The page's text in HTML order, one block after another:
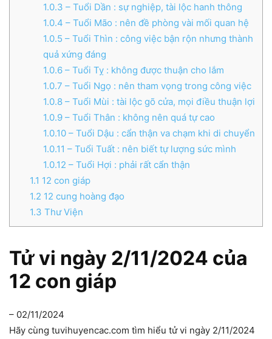
1.0.3 – Tuổi Dần : sự nghiệp, tài lộc hanh thông
1.0.4 – Tuổi Mão : nên đề phòng vài mối quan hệ
1.0.5 – Tuổi Thìn : công việc bận rộn nhưng thành
quả xứng đáng
1.0.6 – Tuổi Tỵ : không được thuận cho lắm
1.0.7 – Tuổi Ngọ : nên tham vọng trong công việc
1.0.8 – Tuổi Mùi : tài lộc gõ cửa, mọi điều thuận lợi
1.0.9 – Tuổi Thân : không nên quá tự cao
1.0.10 – Tuổi Dậu : cẩn thận va chạm khi di chuyển
1.0.11 – Tuổi Tuất : nên biết tự lượng sức mình
1.0.12 – Tuổi Hợi : phải rất cẩn thận
1.1 12 con giáp
1.2 12 cung hoàng đạo
1.3 Thư Viện
Tử vi ngày 2/11/2024 của
12 con giáp
– 02/11/2024
Hãy cùng tuvihuyencac.com tìm hiểu tử vi ngày 2/11/2024